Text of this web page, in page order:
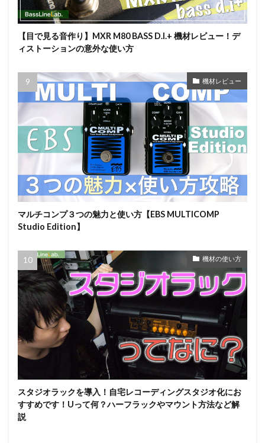
【目で見る音作り】MXR M80 BASS D.I.+ 機材レビュー！デ
ィストーションの意外な使い方
機材レビュー
マルチコンプ３つの魅力と使い方【EBS MULTICOMP
Studio Edition】
機材の使い方
スタジオラックを導入！自宅レコーディングスタジオ化にお
すすめです！Uって何？ハーフラックやマウント方法など解
説